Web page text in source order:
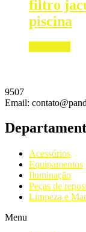
filtro
piscina
9507
Email:
Acessórios
Equipamentos
Iluminação
Peças de
Limpeza e
Menu